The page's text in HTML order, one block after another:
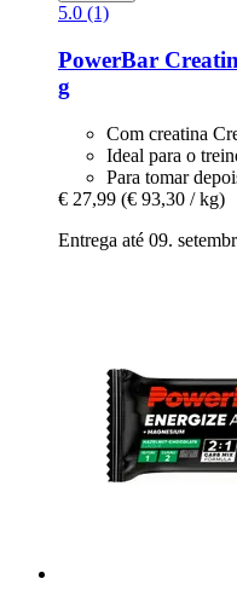
5.0 (1)
PowerBar
g
Com creatina
Ideal para o
Para tomar
€ 27,99 (€ 93,30 / kg)
Entrega até 09.